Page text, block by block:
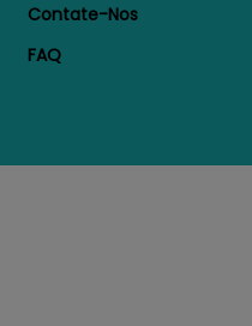
Contate-Nos
FAQ